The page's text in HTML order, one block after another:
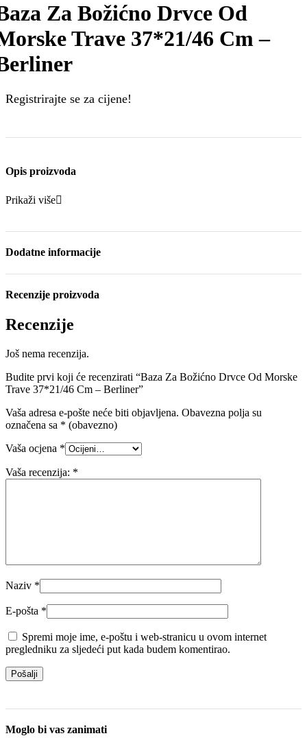
Za Božićno Drvce Od
Trave 37*21/46 Cm –
Registrirajte se za cijene!
Opis proizvoda
Prikaži više
Dodatne informacije
Recenzije proizvoda
Recenzije
Još nema recenzija.
Budite prvi koji će recenzirati “Baza Za Božićno Drvce Od Morske
Trave 37*21/46 Cm – Berliner”
Vaša adresa e-pošte neće biti objavljena. Obavezna polja su
označena sa * (obavezno)
Vaša ocjena *
Vaša recenzija: *
Naziv *
E-pošta *
Spremi moje ime, e-poštu i web-stranicu u ovom internet
pregledniku za sljedeći put kada budem komentirao.
Moglo bi vas zanimati